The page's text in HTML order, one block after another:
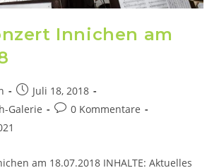
Innichen am
Juli 18, 2018
Galerie
0 Kommentare
am 18.07.2018 INHALTE: Aktuelles